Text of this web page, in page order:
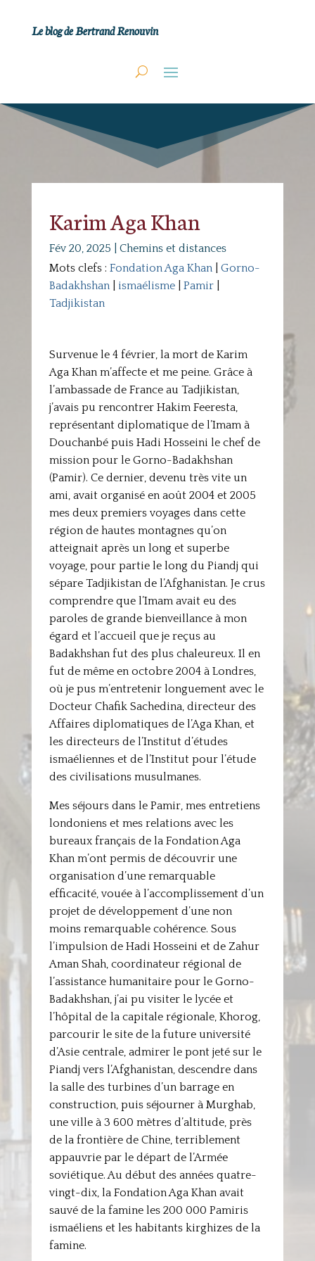
Le blog de Bertrand Renouvin
Karim Aga Khan
Fév 20, 2025
Chemins et distances
Mots clefs : Fondation Aga Khan| Gorno-
Badakhshan| ismaélisme| Pamir|
Tadjikistan
Survenue le 4 février, la mort de Karim
Aga Khan m’affecte et me peine. Grâce à
l’ambassade de France au Tadjikistan,
j’avais pu rencontrer Hakim Feeresta,
représentant diplomatique de l’Imam à
Douchanbé puis Hadi Hosseini le chef de
mission pour le Gorno-Badakhshan
(Pamir). Ce dernier, devenu très vite un
ami, avait organisé en août 2004 et 2005
mes deux premiers voyages dans cette
région de hautes montagnes qu’on
atteignait après un long et superbe
voyage, pour partie le long du Piandj qui
sépare Tadjikistan de l’Afghanistan. Je crus
comprendre que l’Imam avait eu des
paroles de grande bienveillance à mon
égard et l’accueil que je reçus au
Badakhshan fut des plus chaleureux. Il en
fut de même en octobre 2004 à Londres,
où je pus m’entretenir longuement avec le
Docteur Chafik Sachedina, directeur des
Affaires diplomatiques de l’Aga Khan, et
les directeurs de l’Institut d’études
ismaéliennes et de l’Institut pour l’étude
des civilisations musulmanes.
Mes séjours dans le Pamir, mes entretiens
londoniens et mes relations avec les
bureaux français de la Fondation Aga
Khan m’ont permis de découvrir une
organisation d’une remarquable
efficacité, vouée à l’accomplissement d’un
projet de développement d’une non
moins remarquable cohérence. Sous
l’impulsion de Hadi Hosseini et de Zahur
Aman Shah, coordinateur régional de
l’assistance humanitaire pour le Gorno-
Badakhshan, j’ai pu visiter le lycée et
l’hôpital de la capitale régionale, Khorog,
parcourir le site de la future université
d’Asie centrale, admirer le pont jeté sur le
Piandj vers l’Afghanistan, descendre dans
la salle des turbines d’un barrage en
construction, puis séjourner à Murghab,
une ville à 3 600 mètres d’altitude, près
de la frontière de Chine, terriblement
appauvrie par le départ de l’Armée
soviétique. Au début des années quatre-
vingt-dix, la Fondation Aga Khan avait
sauvé de la famine les 200 000 Pamiris
ismaéliens et les habitants kirghizes de la
famine.